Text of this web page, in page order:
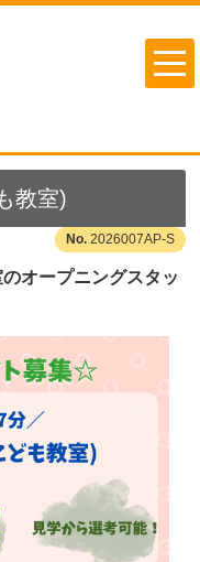
教室)
2026007AP-S
オープニングスタッ